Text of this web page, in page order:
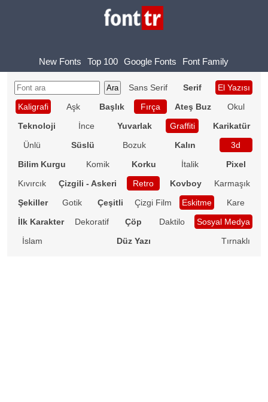
New Fonts Top 100 Google Fonts Font Family
Sans Serif Serif
El Yazısı
Kaligrafi
Aşk Başlık Fırça Ateş Buz
Okul
Teknoloji
İnce Yuvarlak Graffiti
Karikatür
Ünlü
Süslü Bozuk Kalın
3d
Bilim Kurgu
Komik Korku İtalik
Pixel
Kıvırcık
Çizgili - Askeri Retro Kovboy
Karmaşık
Şekiller
Gotik Çeşitli Çizgi Film Eskitme
Kare
İlk Karakter
Dekoratif Çöp Daktilo
Sosyal Medya
İslam
Düz Yazı Tırnaklı